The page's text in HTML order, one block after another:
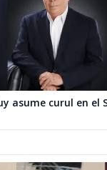
asume curul en el